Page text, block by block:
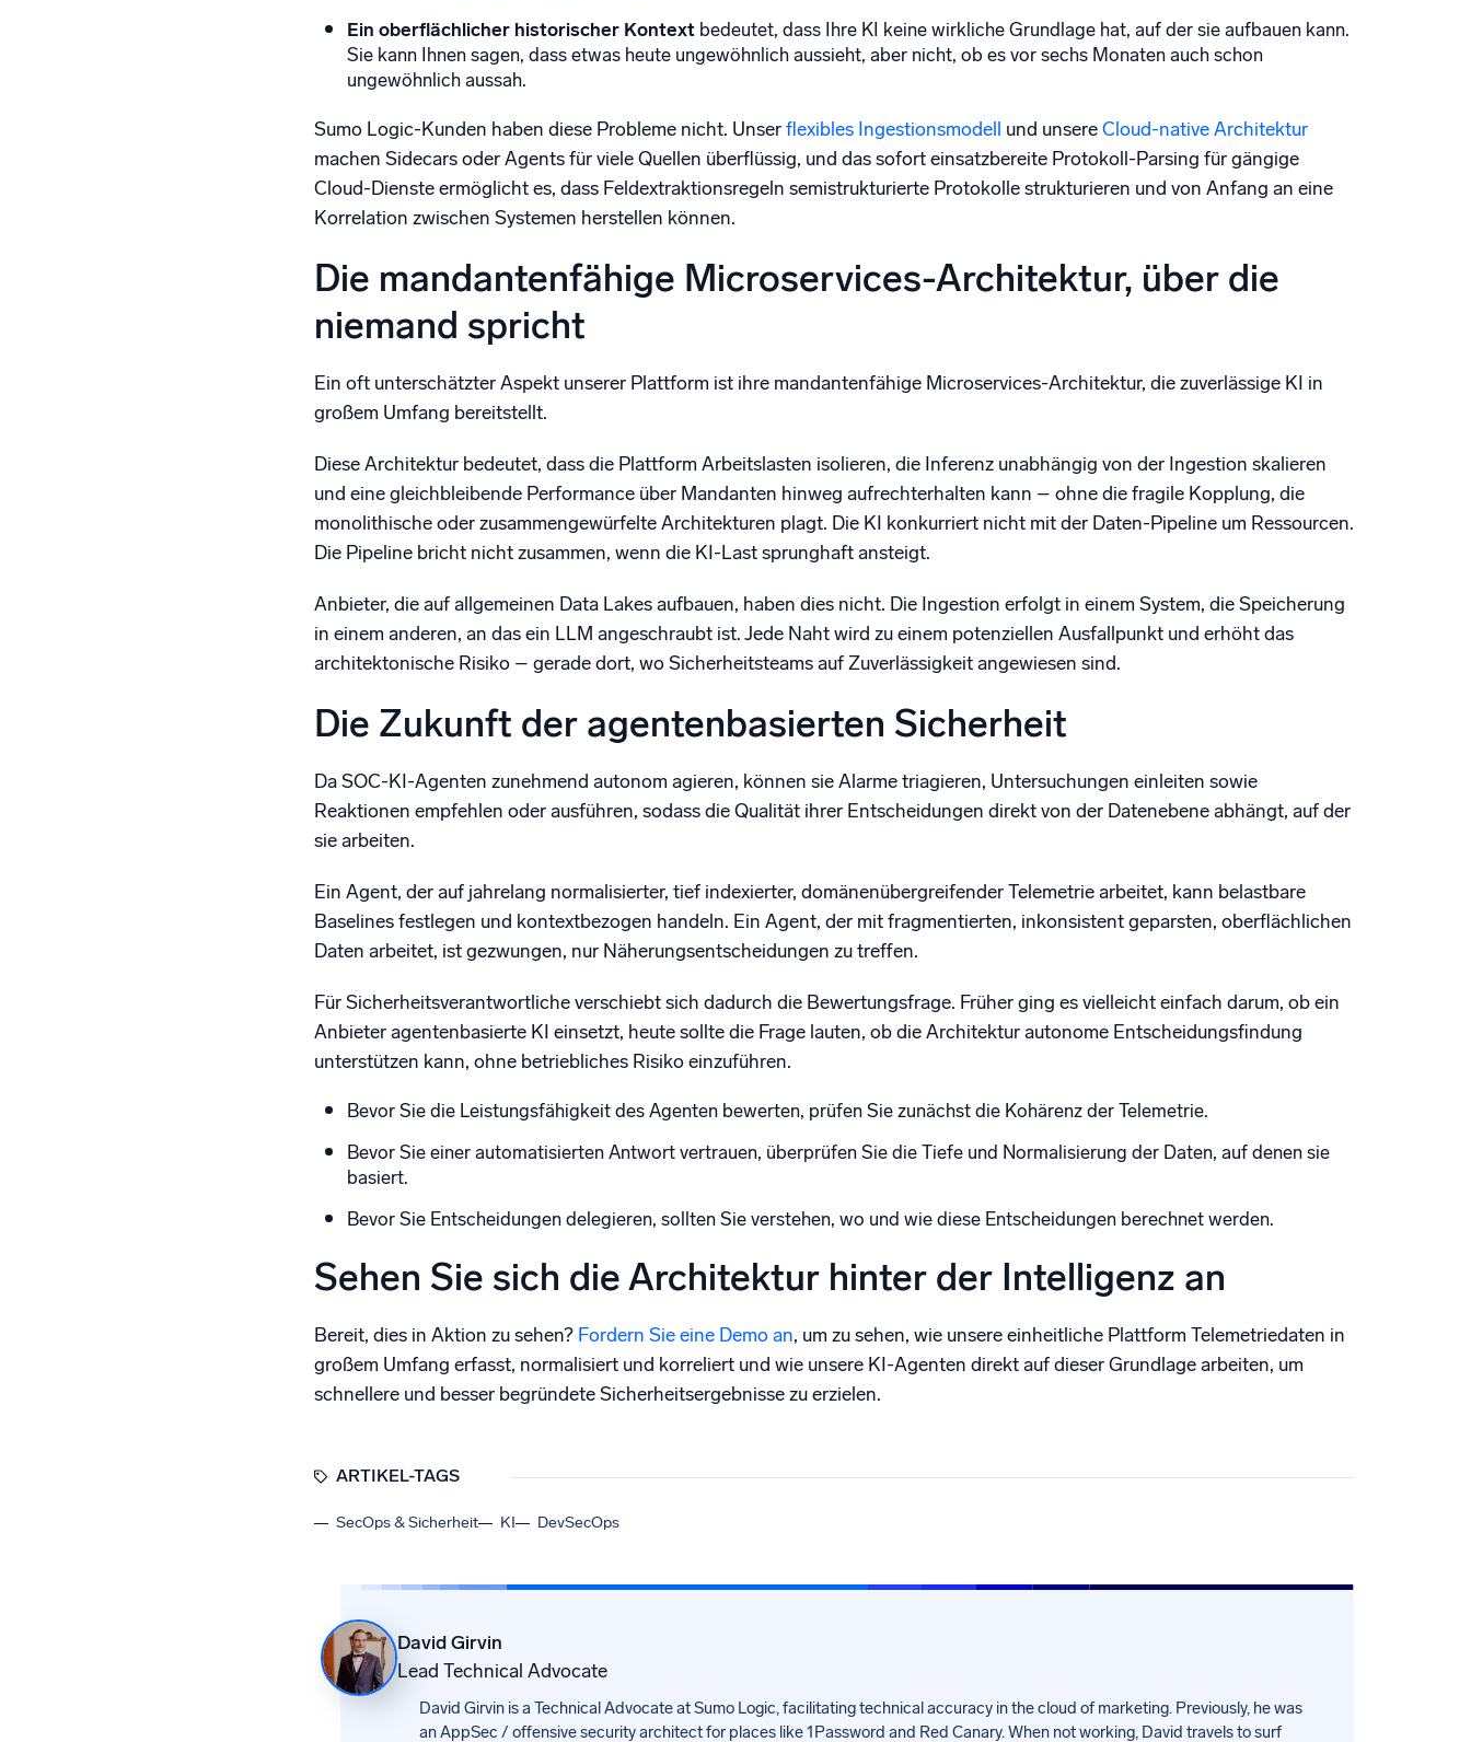
Ein oberflächlicher historischer Kontextbedeutet, dass Ihre KI keine wirkliche Grundlage hat, auf der sie aufbauen kann.
Sie kann Ihnen sagen, dass etwas heute ungewöhnlich aussieht, aber nicht, ob es vor sechs Monaten auch schon
ungewöhnlich aussah.
Sumo Logic-Kunden haben diese Probleme nicht. Unserflexibles Ingestionsmodell und unsereCloud-native Architektur
machen Sidecars oder Agents für viele Quellen überflüssig, und das sofort einsatzbereite Protokoll-Parsing für gängige
Cloud-Dienste ermöglicht es, dass Feldextraktionsregeln semistrukturierte Protokolle strukturieren und von Anfang an eine
Korrelation zwischen Systemen herstellen können.
Die mandantenfähige Microservices-Architektur, über die
niemand spricht
Ein oft unterschätzter Aspekt unserer Plattform ist ihre mandantenfähige Microservices-Architektur, die zuverlässige KI in
großem Umfang bereitstellt.
Diese Architektur bedeutet, dass die Plattform Arbeitslasten isolieren, die Inferenz unabhängig von der Ingestion skalieren
und eine gleichbleibende Performance über Mandanten hinweg aufrechterhalten kann – ohne die fragile Kopplung, die
monolithische oder zusammengewürfelte Architekturen plagt. Die KI konkurriert nicht mit der Daten-Pipeline um Ressourcen.
Die Pipeline bricht nicht zusammen, wenn die KI-Last sprunghaft ansteigt.
Anbieter, die auf allgemeinen Data Lakes aufbauen, haben dies nicht. Die Ingestion erfolgt in einem System, die Speicherung
in einem anderen, an das ein LLM angeschraubt ist. Jede Naht wird zu einem potenziellen Ausfallpunkt und erhöht das
architektonische Risiko – gerade dort, wo Sicherheitsteams auf Zuverlässigkeit angewiesen sind.
Die Zukunft der agentenbasierten Sicherheit
Da SOC-KI-Agenten zunehmend autonom agieren, können sie Alarme triagieren, Untersuchungen einleiten sowie
Reaktionen empfehlen oder ausführen, sodass die Qualität ihrer Entscheidungen direkt von der Datenebene abhängt, auf der
sie arbeiten.
Ein Agent, der auf jahrelang normalisierter, tief indexierter, domänenübergreifender Telemetrie arbeitet, kann belastbare
Baselines festlegen und kontextbezogen handeln. Ein Agent, der mit fragmentierten, inkonsistent geparsten, oberflächlichen
Daten arbeitet, ist gezwungen, nur Näherungsentscheidungen zu treffen.
Für Sicherheitsverantwortliche verschiebt sich dadurch die Bewertungsfrage. Früher ging es vielleicht einfach darum, ob ein
Anbieter agentenbasierte KI einsetzt, heute sollte die Frage lauten, ob die Architektur autonome Entscheidungsfindung
unterstützen kann, ohne betriebliches Risiko einzuführen.
Bevor Sie die Leistungsfähigkeit des Agenten bewerten, prüfen Sie zunächst die Kohärenz der Telemetrie.
Bevor Sie einer automatisierten Antwort vertrauen, überprüfen Sie die Tiefe und Normalisierung der Daten, auf denen sie
basiert.
Bevor Sie Entscheidungen delegieren, sollten Sie verstehen, wo und wie diese Entscheidungen berechnet werden.
Sehen Sie sich die Architektur hinter der Intelligenz an
Bereit, dies in Aktion zu sehen? Fordern Sie eine Demo an, um zu sehen, wie unsere einheitliche Plattform Telemetriedaten in
großem Umfang erfasst, normalisiert und korreliert und wie unsere KI-Agenten direkt auf dieser Grundlage arbeiten, um
schnellere und besser begründete Sicherheitsergebnisse zu erzielen.
ARTIKEL-TAGS
SecOps & Sicherheit KI DevSecOps
David Girvin
Lead Technical Advocate
David Girvin is a Technical Advocate at Sumo Logic, facilitating technical accuracy in the cloud of marketing. Previously, he was
an AppSec / offensive security architect for places like 1Password and Red Canary. When not working, David travels to surf